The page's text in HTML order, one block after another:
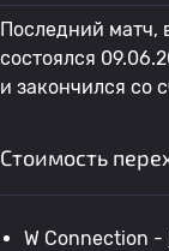
Последний матч,
состоялся
и закончился со
Стоимость
W Connection -